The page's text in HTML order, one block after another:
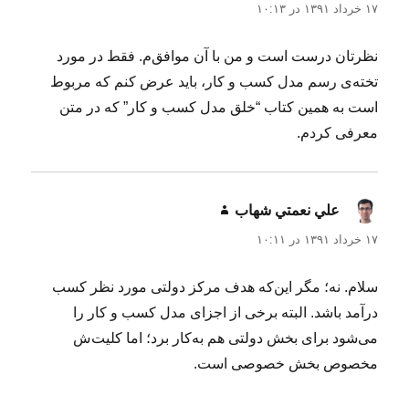
۱۷ خرداد ۱۳۹۱ در ۱۰:۱۳
نظرتان درست است و من با آن موافق‌م. فقط در مورد
تخته‌ی رسم مدل کسب و کار، باید عرض کنم که مربوط
است به همین کتاب “خلق مدل کسب و کار” که در متن
معرفی کردم.
علي نعمتي شهاب
۱۷ خرداد ۱۳۹۱ در ۱۰:۱۱
سلام. نه؛ مگر این‌که هدف مرکز دولتی مورد نظر کسب
درآمد باشد. البته برخی از اجزای مدل کسب و کار را
می‌شود برای بخش دولتی هم به‌کار برد؛ اما کلیت‌ش
مخصوص بخش خصوصی است.